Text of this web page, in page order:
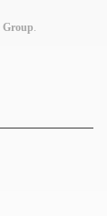
Group.